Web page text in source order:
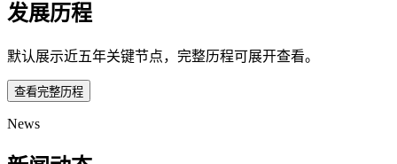
发展历程
默认展示近五年关键节点，完整历程可展开查看。
查看完整历程
News